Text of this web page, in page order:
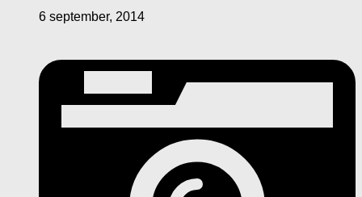
6 september, 2014